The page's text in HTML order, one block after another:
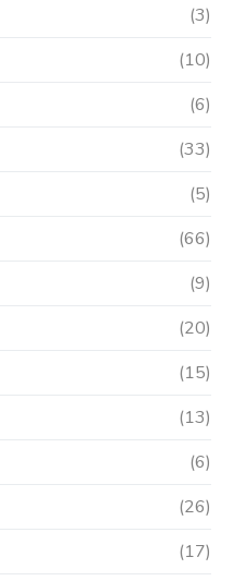
(3)
(10)
(6)
(33)
(5)
(66)
(9)
(20)
(15)
(13)
(6)
(26)
(17)